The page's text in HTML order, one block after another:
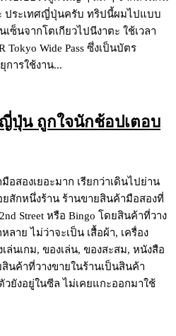
ประเทศญี่ปุ่นครับ ทริปนี้ผมไปแบบ
ซ็นจากโตเกียวไปนีงาตะ ใช้เวลา
Wide Pass ซึ่งเป็นบัตร
การใช้งาน...
ปุ่น ถูกใจนักช้อปเตอบ
สองเยอะมาก เรียกว่าเดินไปย่าน
สักหนึ่งร้าน ร้านขายสินค้ามือสองที่
Street หรือ Bingo โดยสินค้าที่วาง
าย ไม่ว่าจะเป็น เสื้อผ้า, เครื่อง
ล่นเกม, ของเล่น, ของสะสม, หนังสือ
นค้าที่วางขายในร้านเป็นสินค้า
ยังอยู่ในซีล ไม่เคยแกะออกมาใช้